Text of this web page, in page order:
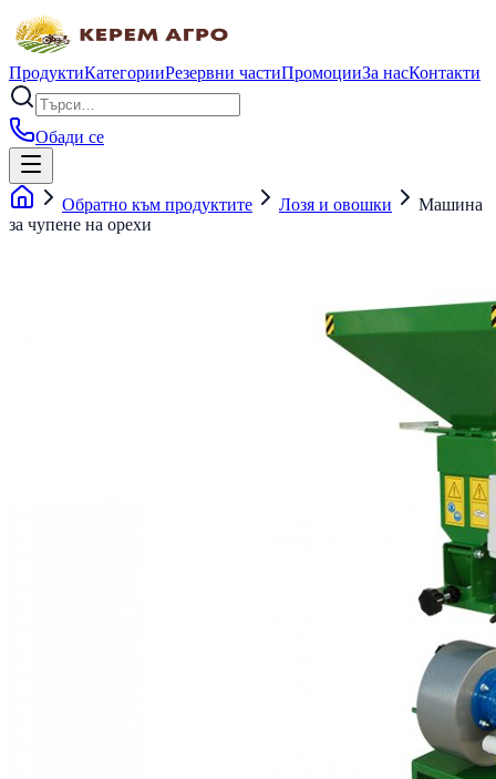
ПродуктиКатегорииРезервни частиПромоцииЗа насКонтакти
Обади се
Обратно към продуктите Лозя и овошки
Mашина
за чупене на орехи